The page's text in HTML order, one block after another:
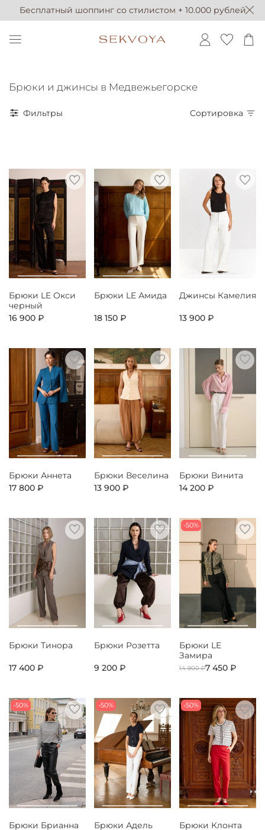
Бесплатный шоппинг со стилистом + 10.000 рублей
Брюки и джинсы в Медвежьегорске
Фильтры Сортировка
Брюки LE Окси
черный
16 900 ₽
Брюки LE Амида
18 150 ₽
Джинсы Камелия
13 900 ₽
Брюки Аннета
17 800 ₽
Брюки Веселина
13 900 ₽
Брюки Винита
14 200 ₽
Брюки Тинора
17 400 ₽
Брюки Розетта
9 200 ₽
-50%
Брюки LE
Замира
14 900 ₽7 450 ₽
-50%
Брюки Брианна
-50%
Брюки Адель
-50%
Брюки Клонта